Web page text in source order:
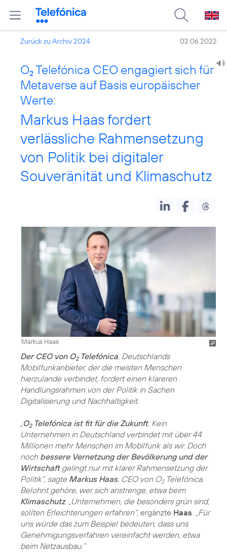
Zurück zu Archiv 2024 02.06.2022
O2 Telefónica CEO engagiert sich für
Metaverse auf Basis europäischer
Werte:
Markus Haas fordert
verlässliche Rahmensetzung
von Politik bei digitaler
Souveränität und Klimaschutz
Markus Haas
Der CEO von O2Telefónica , Deutschlands
Mobilfunkanbieter, der die meisten Menschen
hierzulande verbindet, fordert einen klareren
Handlungsrahmen von der Politik in Sachen
Digitalisierung und Nachhaltigkeit.
O2Telefónica ist fit für die Zukunft. Kein
Unternehmen in Deutschland verbindet mit über 44
Millionen mehr Menschen im Mobilfunk als wir. Doch
noch bessere Vernetzung der Bevölkerung und der
Wirtschaftgelingt nur mit klarer Rahmensetzung der
Politik“, sagte Markus Haas, CEO von O2Telefónica.
Belohnt gehöre, wer sich anstrenge, etwa beim
Klimaschutz. „Unternehmen, die besonders grün sind,
sollten Erleichterungen erfahren“, ergänzte Haas
„Für
uns würde das zum Beispiel bedeuten, dass uns
Genehmigungsverfahren vereinfacht werden, etwa
beim Netzausbau.“